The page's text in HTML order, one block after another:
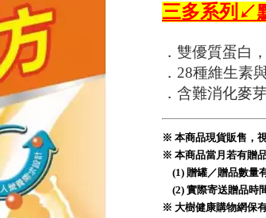
三多系列↙
．雙優質蛋白
．28種維生素
．含難消化麥
※ 本商品現貨販售，
※ 本商品當月若有贈
(1) 贈罐／贈品數量
(2) 實際寄送贈品時
※ 大樹健康購物網保